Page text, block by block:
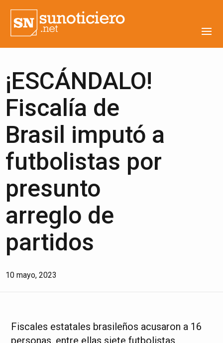
¡ESCÁNDALO!
Fiscalía de
Brasil imputó a
futbolistas por
presunto
arreglo de
partidos
10 mayo, 2023
Fiscales estatales brasileños acusaron a 16
personas, entre ellas siete futbolistas